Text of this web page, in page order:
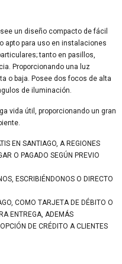
un diseño compacto de fácil
apto para uso en instalaciones
tanto en pasillos,
Proporcionando una luz
o baja. Posee dos focos de alta
de iluminación.
vida útil, proporcionando un gran
EN SANTIAGO, A REGIONES
O PAGADO SEGÚN PREVIO
ESCRIBIÉNDONOS O DIRECTO
COMO TARJETA DE DÉBITO O
ENTREGA, ADEMÁS
DE CRÉDITO A CLIENTES